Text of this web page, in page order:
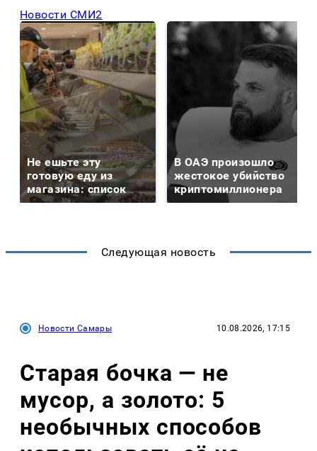
Новости СМИ2
Не ешьте эту
готовую еду из
магазина: список
В ОАЭ произошло
жестокое убийство
криптомиллионера
Следующая новость
Новости Самары 10.08.2026, 17:15
Старая бочка — не
мусор, а золото: 5
необычных способов